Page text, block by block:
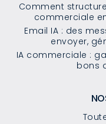
Comment
commerciale en
Email IA : des
envoyer,
IA commerciale :
bons